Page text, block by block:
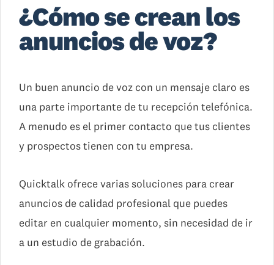
¿Cómo se crean los
anuncios de voz?
Un buen anuncio de voz con un mensaje claro es
una parte importante de tu recepción telefónica.
A menudo es el primer contacto que tus clientes
y prospectos tienen con tu empresa.
Quicktalk ofrece varias soluciones para crear
anuncios de calidad profesional que puedes
editar en cualquier momento, sin necesidad de ir
a un estudio de grabación.